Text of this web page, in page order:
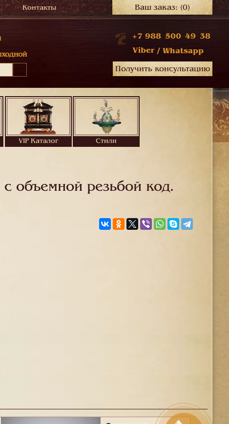
Контакты Ваш заказ:(0)
+7 988 500 49 38
Viber / Whatsapp
Получить консультацию
VIP Каталог Стили
объемной резьбой код.